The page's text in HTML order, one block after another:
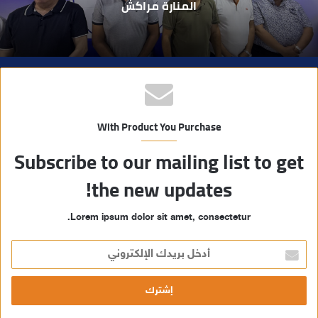
ب
مسلحة..
With Product You Purchase
Subscribe to our mailing list to get
the new updates!
Lorem ipsum dolor sit amet, consectetur.
خ
ل
ر